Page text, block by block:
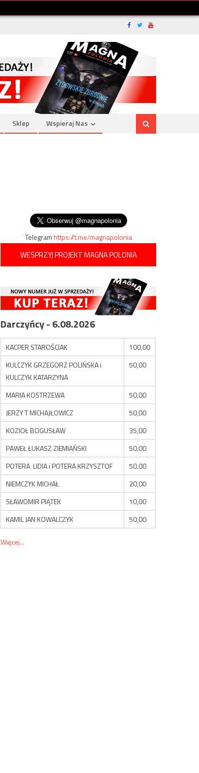
Sklep Wspieraj Nas
Telegramhttps://t.me/magnapolonia
WESPRZYJ PROJEKT MAGNA POLONIA
Darczyńcy - 6.08.2026
KACPER STAROŚCIAK
100,00
KULCZYK GRZEGORZ POLIŃSKA i
KULCZYK KATARZYNA
50,00
MARIA KOSTRZEWA
50,00
JERZY T MICHAJŁOWICZ
50,00
KOZIOŁ BOGUSŁAW
35,00
PAWEŁ ŁUKASZ ZIEMIAŃSKI
50,00
POTERA LIDIA i POTERA KRZYSZTOF
50,00
NIEMCZYK MICHAŁ
20,00
SŁAWOMIR PIĄTEK
10,00
KAMIL JAN KOWALCZYK
50,00
Więcej...